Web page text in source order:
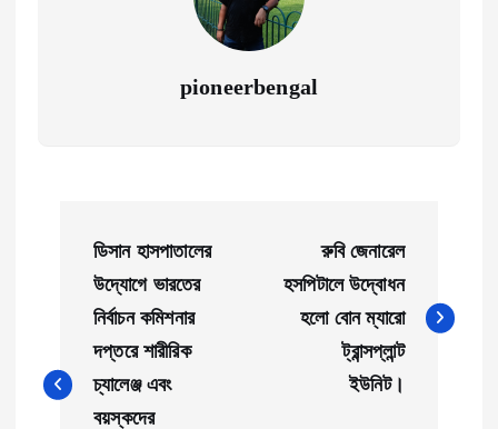
pioneerbengal
t
ডিসান হাসপাতালের
উদ্যোগে ভারতের
নির্বাচন কমিশনার
দপ্তরে শারীরিক
চ্যালেঞ্জ এবং
বয়স্কদের
রুবি জেনারেল
হসপিটালে উদ্বোধন
হলো বোন ম্যারো
ট্রান্সপ্লান্ট
ইউনিট।